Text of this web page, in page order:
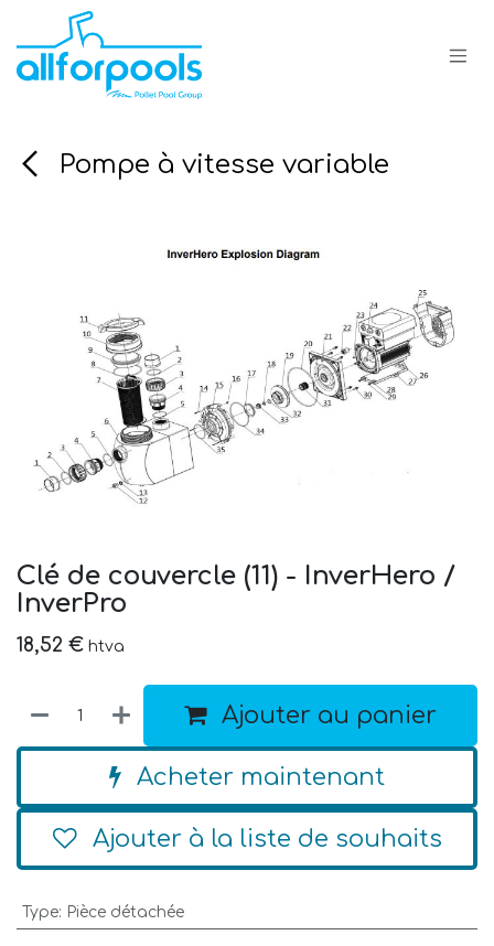
Se rendre au contenu
Pompe à vitesse variable
Clé de couvercle (11) - InverHero /
InverPro
18,52 € htva
Ajouter au panier
Acheter maintenant
Ajouter à la liste de souhaits
Type: Pièce détachée